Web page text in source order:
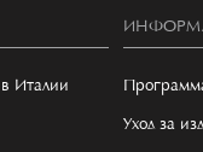
Италии
Уход за